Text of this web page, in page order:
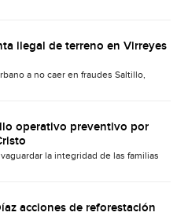
ilegal de terreno en Virreyes
a no caer en fraudes Saltillo,
operativo preventivo por
la integridad de las familias
acciones de reforestación